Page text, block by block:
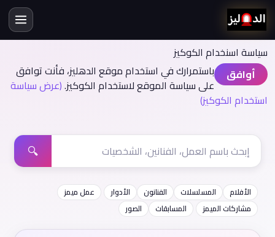
سياسة اسنخدام الكوكيز
أوافق
باستمرارك في استخدام موقع الدهليز، فأنت توافق
على سياسة الموقع لاستخدام الكوكيز.(عرض سياسة
استخدام الكوكيز)
🔍
الأفلام المسلسلات الفنانون الأدوار
عمل ميمز
مشاركات الميمز
المسابقات الصور